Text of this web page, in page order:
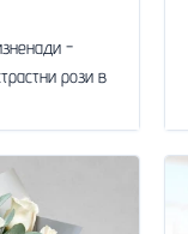
-
рози в